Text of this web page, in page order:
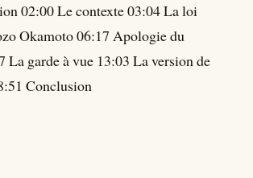
02:00 Le contexte 03:04 La loi
Okamoto 06:17 Apologie du
La garde à vue 13:03 La version de
Conclusion